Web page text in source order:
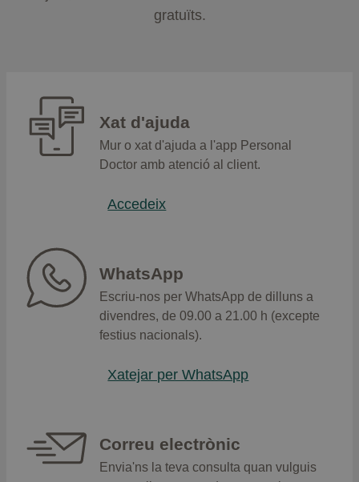
gratuïts.
Xat d'ajuda
Mur o xat d'ajuda a l'app Personal
Doctor amb atenció al client.
Accedeix
WhatsApp
Escriu-nos per WhatsAppde dilluns a
divendres, de 09.00 a 21.00 h (excepte
festius nacionals).
Xatejar per WhatsApp
Correu electrònic
Envia'ns la teva consulta quan vulguis